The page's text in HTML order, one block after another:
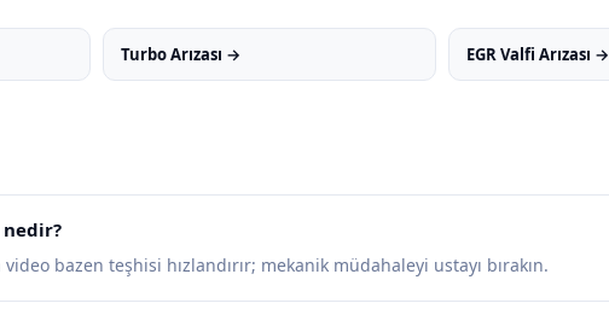
Turbo Arızası → EGR Valfi Arızası →
nedir?
video bazen teşhisi hızlandırır; mekanik müdahaleyi ustayı bırakın.